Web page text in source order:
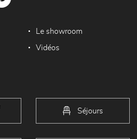
Le showroom
Vidéos
Séjours